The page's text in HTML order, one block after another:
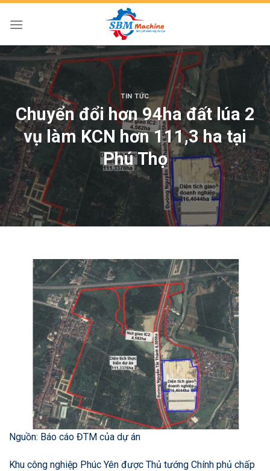
Skip
TIN TỨC
Chuyển đổi hơn 94ha đất lúa 2
vụ làm KCN hơn 111,3 ha tại
Phú Thọ
Nguồn: Báo cáo ĐTM của dự án
Khu công nghiệp Phúc Yên được Thủ tướng Chính phủ chấp